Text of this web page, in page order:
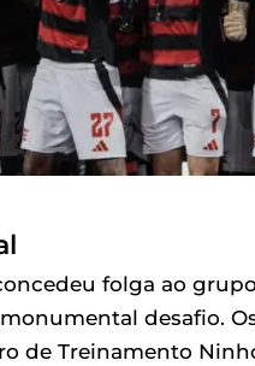
folga ao
desafio.
de Treinamento